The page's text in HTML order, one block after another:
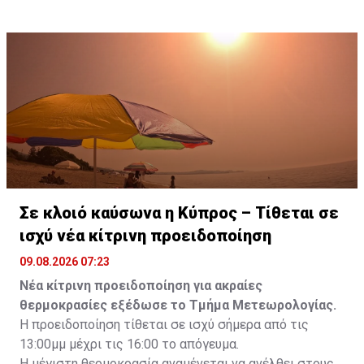
της με την οδό Πινιάς.
συμμορφώνονται με τα σήματα τροχαίας, για αποφυγή
Σε κλοιό καύσωνα η Κύπρος – Τίθεται σε
ισχύ νέα κίτρινη προειδοποίηση
09.08.2026 07:23
Νέα κίτρινη προειδοποίηση για ακραίες
θερμοκρασίες εξέδωσε το Τμήμα Μετεωρολογίας.
Η προειδοποίηση τίθεται σε ισχύ σήμερα από τις
13:00μμ μέχρι τις 16:00 το απόγευμα.